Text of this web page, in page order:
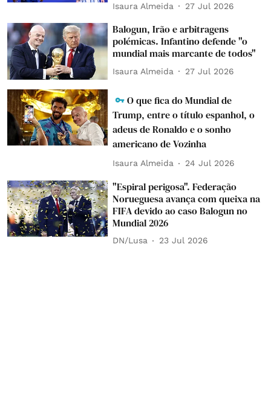
Isaura Almeida 27 Jul 2026
Balogun, Irão e arbitragens
polémicas. Infantino defende "o
mundial mais marcante de todos"
Isaura Almeida 27 Jul 2026
O que fica do Mundial de
Trump, entre o título espanhol, o
adeus de Ronaldo e o sonho
americano de Vozinha
Isaura Almeida 24 Jul 2026
"Espiral perigosa". Federação
Norueguesa avança com queixa na
FIFA devido ao caso Balogun no
Mundial 2026
DN/Lusa 23 Jul 2026